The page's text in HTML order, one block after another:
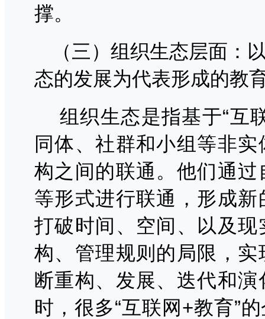
撑。
（三）组织生态层面：
态的发展为代表形成的教
组织生态是指基于“互
同体、社群和小组等非
构之间的联通。他们通
等形式进行联通，形成
打破时间、空间、以及
构、管理规则的局限，
断重构、发展、迭代和
时，很多“互联网+教育”